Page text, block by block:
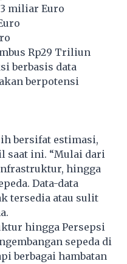
miliar Euro
Rp29 Triliun
berbasis data
berpotensi
bersifat estimasi,
saat ini. “Mulai dari
hingga
Data-data
tersedia atau sulit
hingga Persepsi
sepeda di
berbagai hambatan